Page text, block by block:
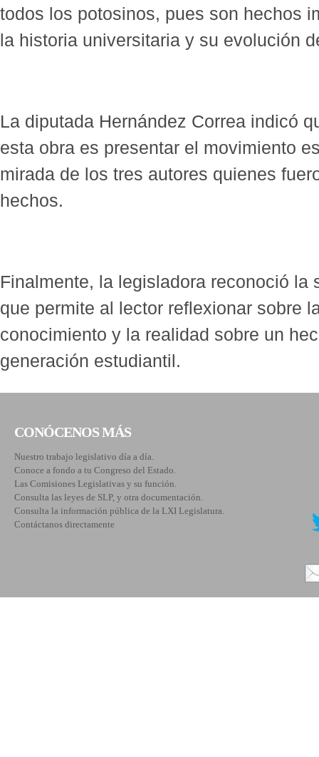
todos los potosinos, pues son hechos
la historia universitaria y su evolución
La diputada Hernández Correa indicó
esta obra es presentar el movimiento
mirada de los tres autores quienes
hechos.
Finalmente, la legisladora reconoció la
que permite al lector reflexionar sobre
conocimiento y la realidad sobre un
generación estudiantil.
CONÓCENOS MÁS
Nuestro trabajo legislativo día a día.
Conoce a fondo a tu Congreso del Estado.
Las Comisiones Legislativas y su función.
Consulta las leyes de SLP, y otra documentación.
Consulta la información pública de la LXI Legislatura.
Contáctanos directamente